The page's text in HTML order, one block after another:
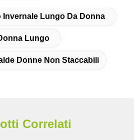
Invernale Lungo Da Donna
Lungo
Donne Non Staccabili
Correlati